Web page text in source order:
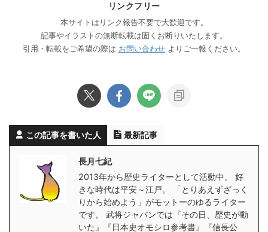
リンクフリー
本サイトはリンク報告不要で大歓迎です。
記事やイラストの無断転載は固くお断りいたします。
引用・転載をご希望の際は お問い合わせ よりご一報ください。
この記事を書いた人 最新記事
長月七紀
2013年から歴史ライターとして活動中。 好
きな時代は平安～江戸。 「とりあえずざっく
りから始めよう」がモットーのゆるライター
です。 武将ジャパンでは『その日、歴史が動
いた』『日本史オモシロ参考書』『信長公